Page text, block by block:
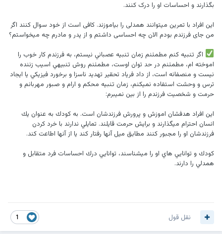
بگذارند و احساسات او را درک کنند.
این افراد با تمرین میتوانند همدلی را بیاموزند. کافی است از خود سوال کنند اگر
من جای فرزندم بودم الان چه احساسی داشتم و از پدر و مادرم چه میخواستم؟
اگر تنبيه كنم مطمئنم زمان تنبيه عصباني نيستم، به فرزندم كار خوب را
اموخته ام، مطمئنم در حد توان اوست، مطمئنم روش تنبيهي اسيب زننده
نيست و منصفانه است، از داد فرياد تحقير تهديد ناسزا و برخورد فيزيكي يا ايجاد
ترس و وحشت استفاده نميكنم، زمان تنبيه محكم و ارام و صبور مهربانم و
حرمت و شخصيت فرزندم را از بين نميبرم:
اين افراد هدفشان اموزش و پرورش فرزندشان است. به كودك به عنوان يك
انسان احترام ميگذارند و برايش حرمت قايلند. تمايلي ندارند با خرد كردن
فرزندشان او را مجبور كنند مطابق ميل آنها رفتار كند يا از آنها اطاعت كند.
كودك و توانايي هاي او را ميشناسند، توانايي درك احساسات فرد متقابل و
همدلي را دارند.
نقل قول